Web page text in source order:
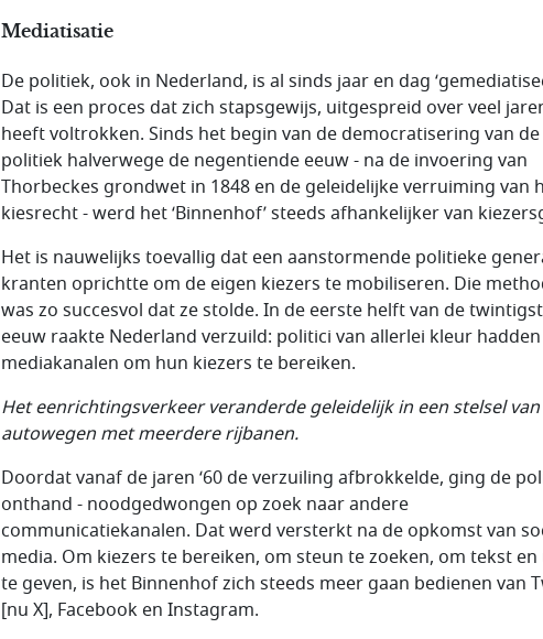
Mediatisatie
De politiek, ook in Nederland, is al sinds jaar en dag
Dat is een proces dat zich stapsgewijs, uitgespreid over veel
heeft voltrokken. Sinds het begin van de democratisering van de
politiek halverwege de negentiende eeuw - na de invoering van
Thorbeckes grondwet in 1848 en de geleidelijke verruiming van
kiesrecht - werd het ‘Binnenhof’ steeds afhankelijker van
Het is nauwelijks toevallig dat een aanstormende politieke
kranten oprichtte om de eigen kiezers te mobiliseren. Die
was zo succesvol dat ze stolde. In de eerste helft van de
eeuw raakte Nederland verzuild: politici van allerlei kleur
mediakanalen om hun kiezers te bereiken.
Het eenrichtingsverkeer veranderde geleidelijk in een stelsel van
autowegen met meerdere rijbanen.
Doordat vanaf de jaren ‘60 de verzuiling afbrokkelde, ging de
onthand - noodgedwongen op zoek naar andere
communicatiekanalen. Dat werd versterkt na de opkomst van
media. Om kiezers te bereiken, om steun te zoeken, om tekst
te geven, is het Binnenhof zich steeds meer gaan bedienen van
[nu X], Facebook en Instagram.